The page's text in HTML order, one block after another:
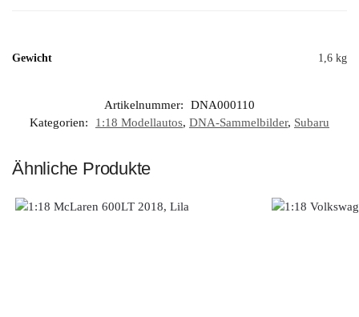
Gewicht 1,6 kg
Artikelnummer:
DNA000110
Kategorien:
1:18 Modellautos, DNA-Sammelbilder, Subaru
Ähnliche Produkte